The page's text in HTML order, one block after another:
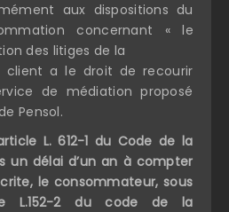
aux dispositions du
concernant « le
des litiges de la
client a le droit de recourir
de médiation proposé
Pensol.
L. 612-1 du Code de la
un délai d’un an à compter
le consommateur, sous
L.152-2 du code de la